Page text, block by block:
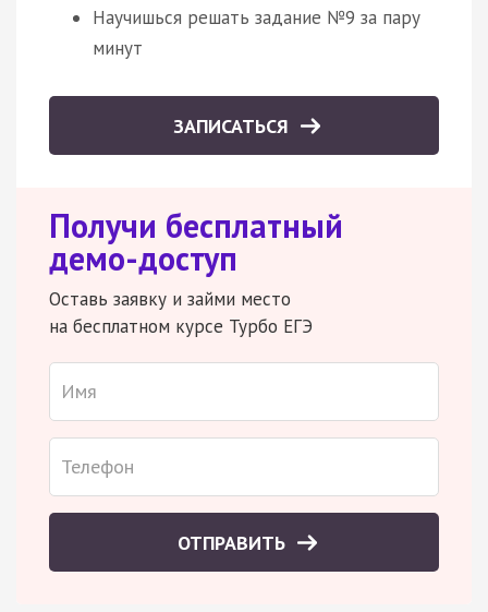
Научишься решать задание №9 за пару
минут
ЗАПИСАТЬСЯ
Получи бесплатный
демо-доступ
Оставь заявку и займи место
на бесплатном курсе Турбо ЕГЭ
ОТПРАВИТЬ